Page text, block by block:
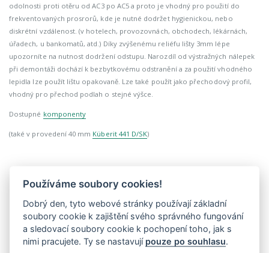
odolnosti proti otěru od AC3 po AC5 a proto je vhodný pro použití do
frekventovaných prosrorů, kde je nutné dodržet hygienickou, nebo
diskrétní vzdálenost. (v hotelech, provozovnách, obchodech, lékárnách,
úřadech, u bankomatů, atd.) Díky zvýšenému reliéfu lišty 3mm lépe
upozorníte na nutnost dodržení odstupu. Narozdíl od výstražných nálepek
při demontáži dochází k bezbytkovému odstranění a za použití vhodného
lepidla lze použít lištu opakovaně. Lze také použít jako přechodový profil,
vhodný pro přechod podlah o stejné výšce.
Dostupné komponenty
(také v provedení 40 mm Küberit 441 D/SK)
2154448991-2012
>10 ks
hliník
samolepící
100 cm
Používáme soubory cookies!
Dobrý den, tyto webové stránky používají základní
soubory cookie k zajištění svého správného fungování
a sledovací soubory cookie k pochopení toho, jak s
nimi pracujete. Ty se nastavují pouze po souhlasu.